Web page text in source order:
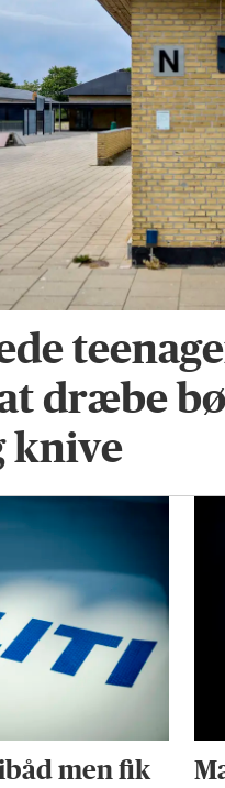
dræbe
knive
men fik